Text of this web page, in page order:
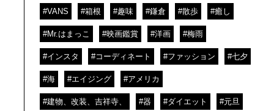
#VANS #箱根 #趣味 #鎌倉 #散歩 #癒し
#Mr.はまっこ #映画鑑賞 #洋画 #梅雨
#インスタ #コーディネート #ファッション #七夕
#海 #エイジング #アメリカ
#建物、改装、吉祥寺、 #器 #ダイエット #元旦